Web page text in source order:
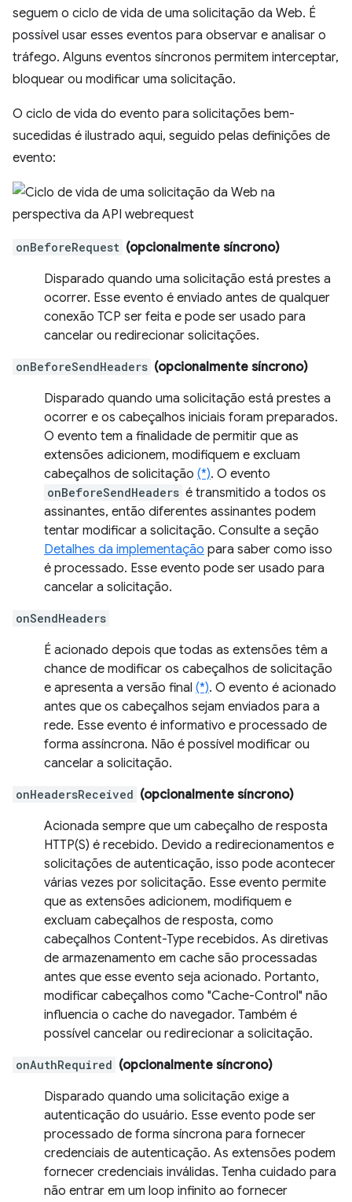
seguem o ciclo de vida de uma solicitação da Web. É
possível usar esses eventos para observar e analisar o
tráfego. Alguns eventos síncronos permitem interceptar,
bloquear ou modificar uma solicitação.
O ciclo de vida do evento para solicitações bem-
sucedidas é ilustrado aqui, seguido pelas definições de
evento:
onBeforeRequest (opcionalmente síncrono)
Disparado quando uma solicitação está prestes a
ocorrer. Esse evento é enviado antes de qualquer
conexão TCP ser feita e pode ser usado para
cancelar ou redirecionar solicitações.
onBeforeSendHeaders (opcionalmente síncrono)
Disparado quando uma solicitação está prestes a
ocorrer e os cabeçalhos iniciais foram preparados.
O evento tem a finalidade de permitir que as
extensões adicionem, modifiquem e excluam
cabeçalhos de solicitação (*). O evento
onBeforeSendHeaders é transmitido a todos os
assinantes, então diferentes assinantes podem
tentar modificar a solicitação. Consulte a seção
Detalhes da implementação para saber como isso
é processado. Esse evento pode ser usado para
cancelar a solicitação.
onSendHeaders
É acionado depois que todas as extensões têm a
chance de modificar os cabeçalhos de solicitação
e apresenta a versão final (*). O evento é acionado
antes que os cabeçalhos sejam enviados para a
rede. Esse evento é informativo e processado de
forma assíncrona. Não é possível modificar ou
cancelar a solicitação.
onHeadersReceived (opcionalmente síncrono)
Acionada sempre que um cabeçalho de resposta
HTTP(S) é recebido. Devido a redirecionamentos e
solicitações de autenticação, isso pode acontecer
várias vezes por solicitação. Esse evento permite
que as extensões adicionem, modifiquem e
excluam cabeçalhos de resposta, como
cabeçalhos Content-Type recebidos. As diretivas
de armazenamento em cache são processadas
antes que esse evento seja acionado. Portanto,
modificar cabeçalhos como "Cache-Control" não
influencia o cache do navegador. Também é
possível cancelar ou redirecionar a solicitação.
onAuthRequired (opcionalmente síncrono)
Disparado quando uma solicitação exige a
autenticação do usuário. Esse evento pode ser
processado de forma síncrona para fornecer
credenciais de autenticação. As extensões podem
fornecer credenciais inválidas. Tenha cuidado para
não entrar em um loop infinito ao fornecer